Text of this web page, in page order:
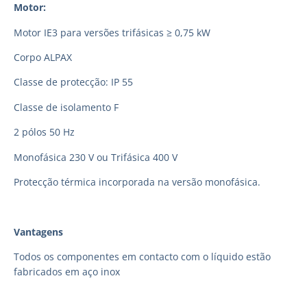
Motor:
Motor IE3 para versões trifásicas ≥ 0,75 kW
Corpo ALPAX
Classe de protecção: IP 55
Classe de isolamento F
2 pólos 50 Hz
Monofásica 230 V ou Trifásica 400 V
Protecção térmica incorporada na versão monofásica.
Vantagens
Todos os componentes em contacto com o líquido estão
fabricados em aço inox